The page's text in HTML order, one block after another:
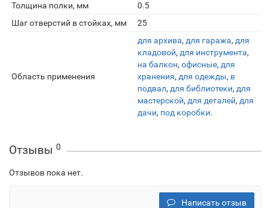
Толщина полки, мм
0.5
Шаг отверстий в стойках, мм
25
Область применения
для архива, для гаража, для
кладовой, для инструмента,
на балкон, офисные, для
хранения, для одежды, в
подвал, для библиотеки, для
мастерской, для деталей, для
дачи, под коробки.
Отзывы 0
Отзывов пока нет.
Написать отзыв